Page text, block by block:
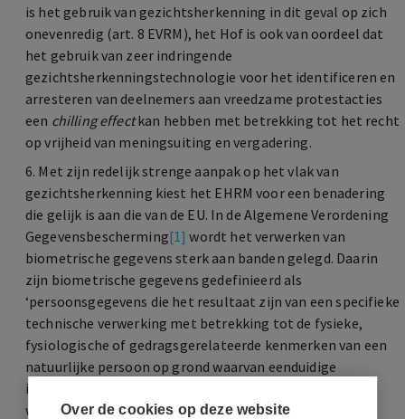
Over de cookies op deze website
is het gebruik van gezichtsherkenning in dit geval op zich
onevenredig (art. 8 EVRM), het Hof is ook van oordeel dat
het gebruik van zeer indringende
gezichtsherkenningstechnologie voor het identificeren en
arresteren van deelnemers aan vreedzame protestacties
een chilling effectkan hebben met betrekking tot het recht
op vrijheid van meningsuiting en vergadering.
6. Met zijn redelijk strenge aanpak op het vlak van
gezichtsherkenning kiest het EHRM voor een benadering
die gelijk is aan die van de EU. In de Algemene Verordening
Gegevensbescherming[1] wordt het verwerken van
biometrische gegevens sterk aan banden gelegd. Daarin
zijn biometrische gegevens gedefinieerd als
‘persoonsgegevens die het resultaat zijn van een specifieke
technische verwerking met betrekking tot de fysieke,
fysiologische of gedragsgerelateerde kenmerken van een
natuurlijke persoon op grond waarvan eenduidige
identificatie van die natuurlijke persoon mogelijk is of
wordt bevestigd, zoals gezichtsafbeeldingen of